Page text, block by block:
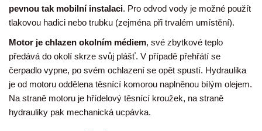
pevnou tak mobilní instalaci. Pro odvod vody je možné použít
tlakovou hadici nebo trubku (zejména při trvalém umístění).
Motor je chlazen okolním médiem, své zbytkové teplo
předává do okolí skrze svůj plášť. V případě přehřátí se
čerpadlo vypne, po svém ochlazení se opět spustí. Hydraulika
je od motoru oddělena těsnící komorou naplněnou bílým olejem.
Na straně motoru je hřídelový těsnící kroužek, na straně
hydrauliky pak mechanická ucpávka.